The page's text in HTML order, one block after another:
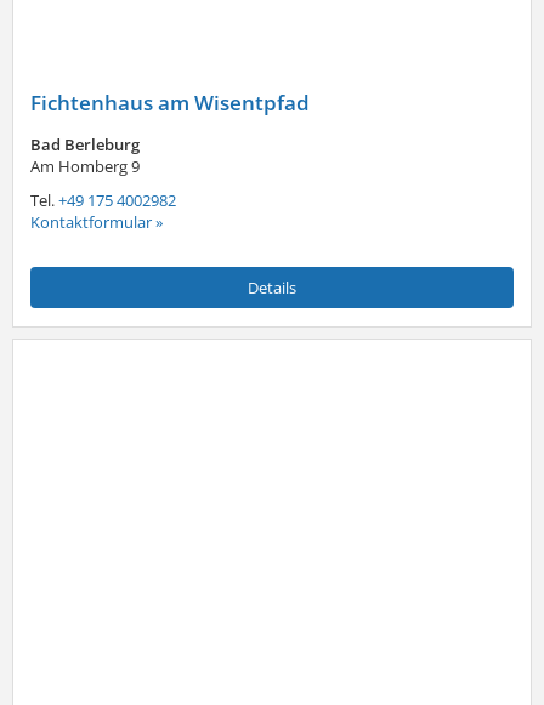
Fichtenhaus am Wisentpfad
Bad Berleburg
Am Homberg 9
Tel.+49 175 4002982
Kontaktformular »
Details